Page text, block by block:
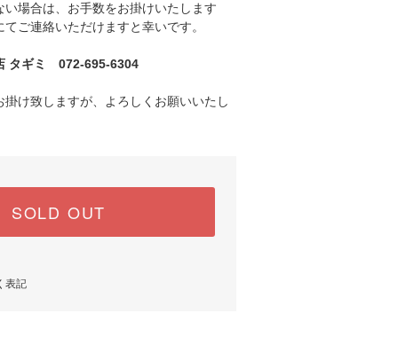
場合は、お手数をお掛けいたします
ご連絡いただけますと幸いです。
タギミ 072-695-6304
掛け致しますが、よろしくお願いいたし
SOLD OUT
表記